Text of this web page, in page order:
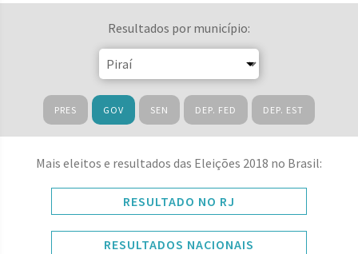
Resultados por município:
PRES GOV SEN DEP. FED DEP. EST
Mais eleitos e resultados das Eleições 2018 no Brasil:
RESULTADO NO RJ
RESULTADOS NACIONAIS